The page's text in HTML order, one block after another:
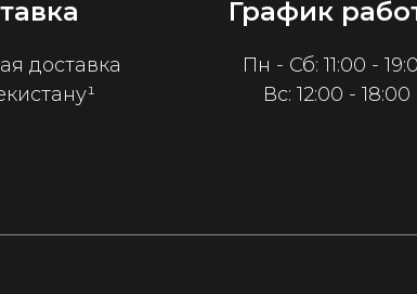
доставка
График
Пн - Сб: 11:00 -
Вс: 12:00 - 18:00